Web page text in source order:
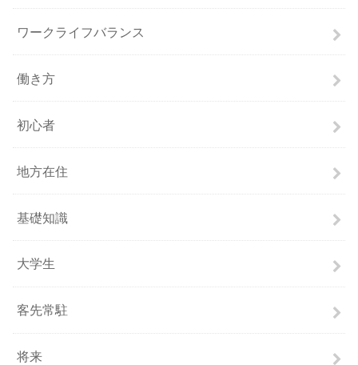
ワークライフバランス
働き方
初心者
地方在住
基礎知識
大学生
客先常駐
将来